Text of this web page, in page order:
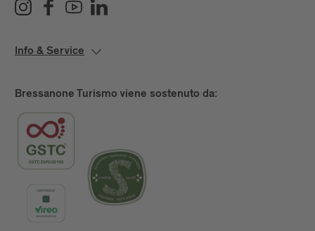
Info & Service
Bressanone Turismo viene sostenuto da: